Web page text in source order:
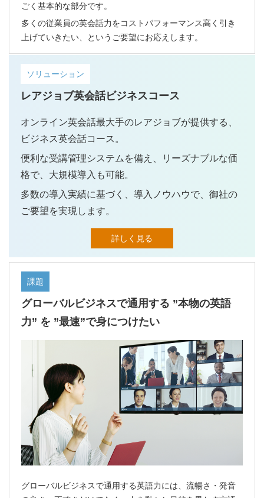
ごく基本的な部分です。
多くの従業員の英会話力をコストパフォーマンス高く引き
上げていきたい、というご要望にお応えします。
ソリューション
レアジョブ英会話ビジネスコース
オンライン英会話最大手のレアジョブが提供する、
ビジネス英会話コース。
便利な受講管理システムを備え、リーズナブルな価
格で、大規模導入も可能。
多数の導入実績に基づく、導入ノウハウで、御社の
ご要望を実現します。
詳しく見る
課題
グローバルビジネスで通用する ”本物の英語
力” を ”最速”で身につけたい
グローバルビジネスで通用する英語力には、流暢さ・発音